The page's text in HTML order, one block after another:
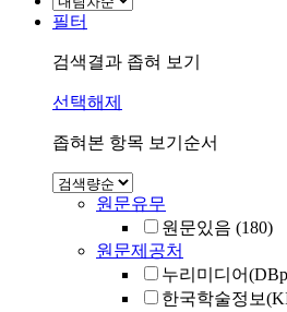
필터
검색결과 좁혀 보기
선택해제
좁혀본 항목 보기순서
원문유무
원문있음 (180)
원문제공처
누리미디어
한국학술정보